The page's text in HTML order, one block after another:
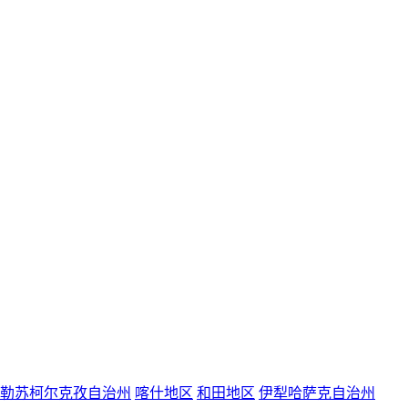
苏柯尔克孜自治州 喀什地区 和田地区 伊犁哈萨克自治州